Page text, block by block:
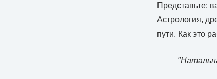
Представьте:
Астрология,
пути. Как это